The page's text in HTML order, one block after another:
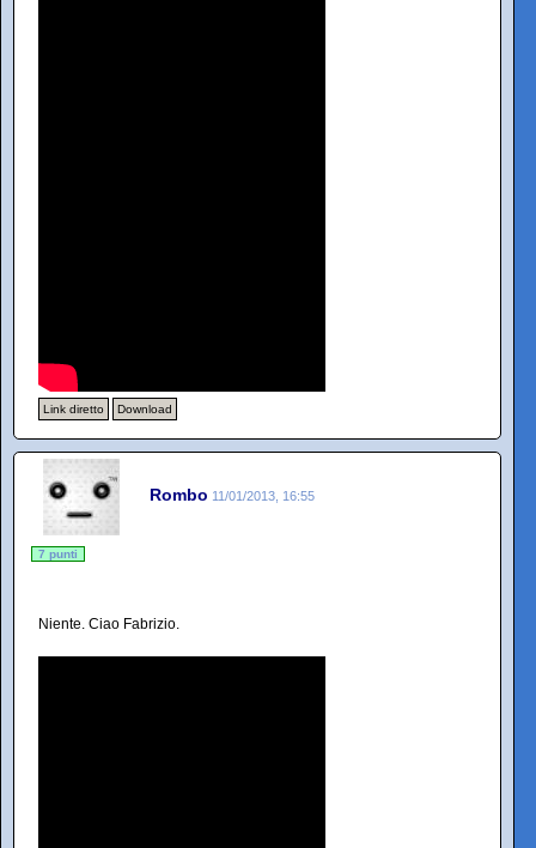
Link diretto Download
Rombo 11/01/2013, 16:55
7 punti
Niente. Ciao Fabrizio.